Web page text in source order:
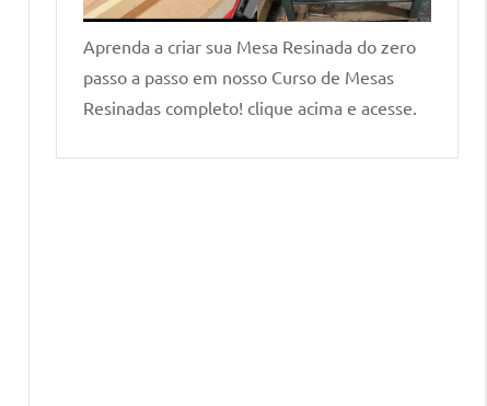
Aprenda a criar sua Mesa Resinada do zero
passo a passo em nosso Curso de Mesas
Resinadas completo! clique acima e acesse.